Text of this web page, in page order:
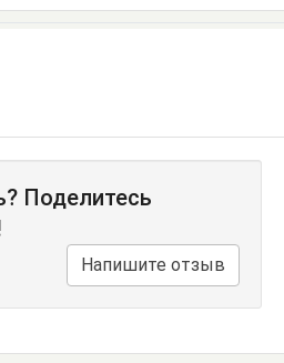
Поделитесь
Напишите отзыв